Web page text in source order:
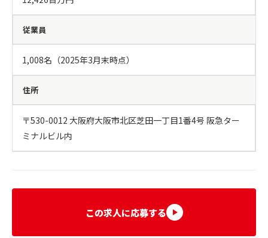
従業員
1,008名（2025年3月末時点）
住所
〒530-0012 大阪府大阪市北区芝田一丁目1番4号 阪急ター
ミナルビル内
この求人に応募する